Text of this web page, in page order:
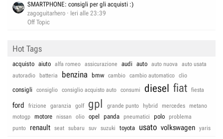
SMARTPHONE: consigli per gli acquisti :)
zagoguitarhero
Ieri alle 23:39
Off Topic
Hot Tags
acquisto aiuto alfa romeo assicurazione audi auto auto nuova
auto usata
autoradio
batteria benzina bmw cambio cambio automatico clio
consigli consiglio consiglio acquisto auto consumi diesel fiat fiesta
ford frizione garanzia golf gpl grande punto hybrid mercedes
metano
motogp
motore nissan olio opel panda pneumatici polo
problema
punto
renault seat subaru suv suzuki toyota usato volkswagen yaris